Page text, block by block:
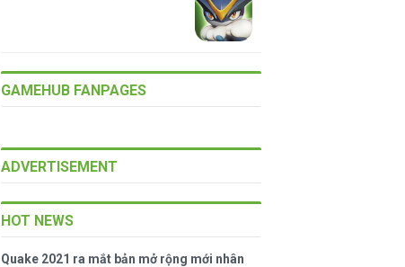
GAMEHUB FANPAGES
ADVERTISEMENT
HOT NEWS
Quake 2021 ra mắt bản mở rộng mới nhân